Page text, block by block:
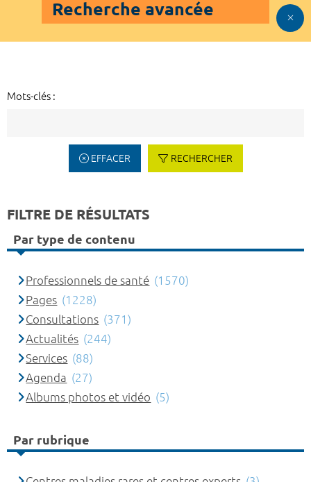
Recherche avancée
Mots-clés :
EFFACER RECHERCHER
FILTRE DE RÉSULTATS
Par type de contenu
Professionnels de santé (1570)
Pages (1228)
Consultations (371)
Actualités (244)
Services (88)
Agenda (27)
Albums photos et vidéo (5)
Par rubrique